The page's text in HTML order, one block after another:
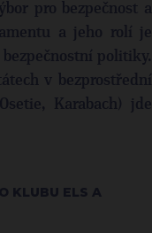
pro bezpečnost a
a jeho rolí je
politiky.
v bezprostřední
Karabach) jde
KLUBU ELS A